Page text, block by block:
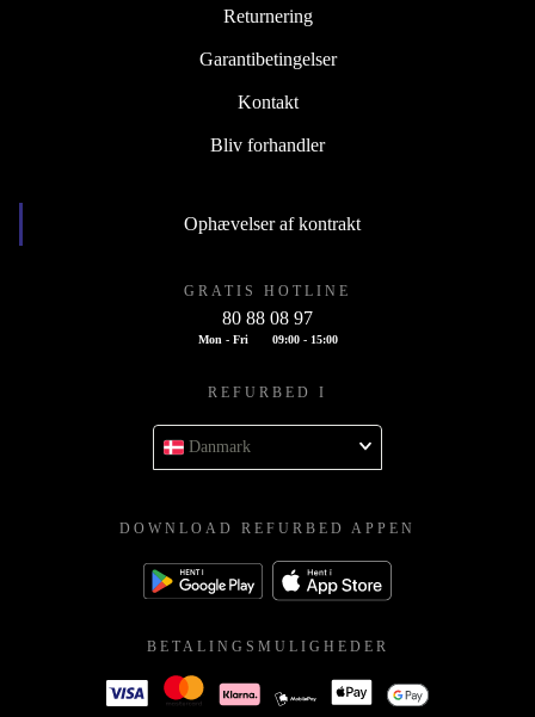
Returnering
Garantibetingelser
Kontakt
Bliv forhandler
Ophævelser af kontrakt
GRATIS HOTLINE
80 88 08 97
Mon - Fri 09:00 - 15:00
REFURBED I
Danmark
DOWNLOAD REFURBED APPEN
BETALINGSMULIGHEDER